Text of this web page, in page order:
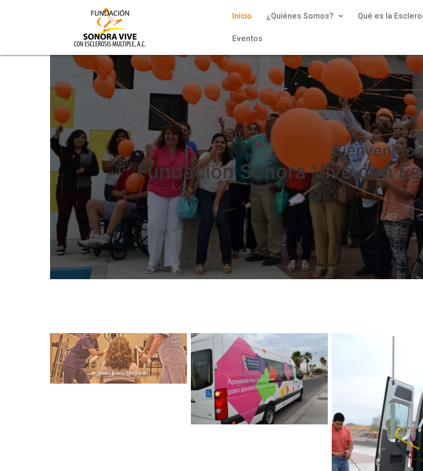
Inicio ¿Quiénes Somos? Qué es la
Eventos
Bienvenido
Fundación Sonora Vive con